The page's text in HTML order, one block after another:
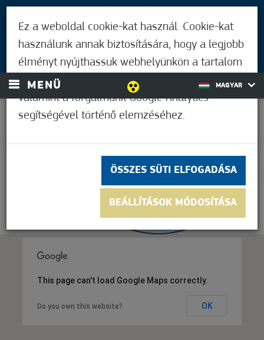
BEJELENTKEZÉS
MENÜ MAGYAR
This page can't load Google Maps correctly.
Do you own this website? OK
Ez a weboldal cookie-kat használ. Cookie-kat
használunk annak biztosítására, hogy a legjobb
élményt nyújthassuk webhelyünkön a tartalom
és a hirdetések személyre szabásához,
valamint a forgalmunk Google Analytics
segítségével történő elemzéséhez.
ÖSSZES SÜTI ELFOGADÁSA
BEÁLLÍTÁSOK MÓDOSÍTÁSA